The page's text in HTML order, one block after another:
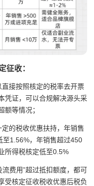
征收：
接按照核定的税率去开票
凭证，可以合规解决源头采
额等情况；
的税收优惠扶持，年销售
至1.56%，年销售超过450
所得税核定低至0.5%
流费用”超过抵扣额度，都可
受核定征收税收优惠后税负